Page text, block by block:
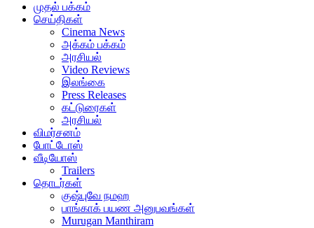
முதல் பக்கம்
செய்திகள்
Cinema News
அக்கம் பக்கம்
அரசியல்
Video Reviews
இலங்கை
Press Releases
கட்டுரைகள்
அரசியல்
விமர்சனம்
போட்டோஸ்
வீடியோஸ்
Trailers
தொடர்கள்
குஷ்புவே நமஹ
பாங்காக் பயண அனுபவங்கள்
Murugan Manthiram